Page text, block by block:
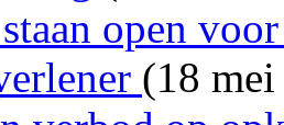
open
(18